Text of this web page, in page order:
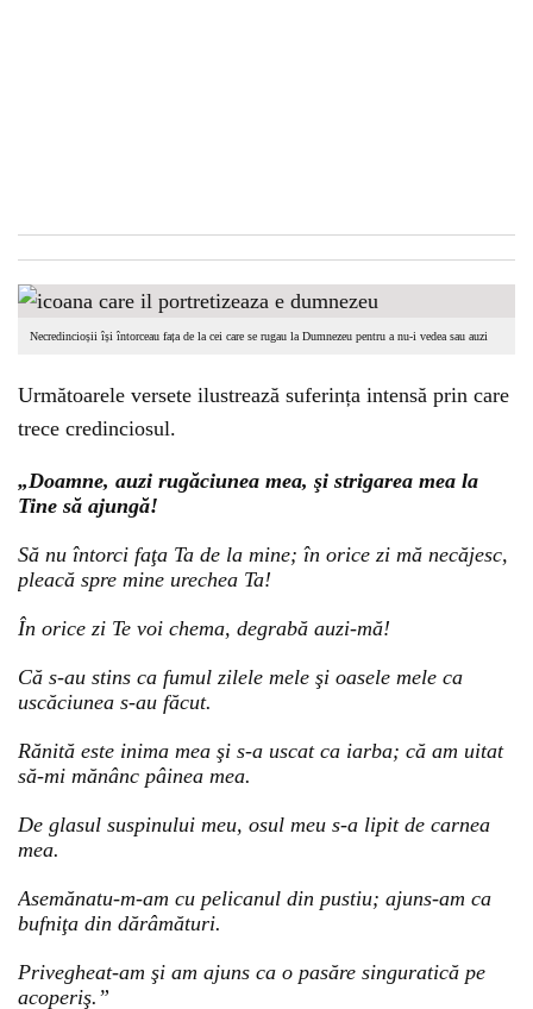
Necredincioșii își întorceau fața de la cei care se rugau la Dumnezeu pentru a nu-i vedea sau auzi
Următoarele versete ilustrează suferința intensă prin care
trece credinciosul.
„Doamne, auzi rugăciunea mea, şi strigarea mea la
Tine să ajungă!
Să nu întorci faţa Ta de la mine; în orice zi mă necăjesc,
pleacă spre mine urechea Ta!
În orice zi Te voi chema, degrabă auzi-mă!
Că s-au stins ca fumul zilele mele şi oasele mele ca
uscăciunea s-au făcut.
Rănită este inima mea şi s-a uscat ca iarba; că am uitat
să-mi mănânc pâinea mea.
De glasul suspinului meu, osul meu s-a lipit de carnea
mea.
Asemănatu-m-am cu pelicanul din pustiu; ajuns-am ca
bufniţa din dărâmături.
Privegheat-am şi am ajuns ca o pasăre singuratică pe
acoperiş.”